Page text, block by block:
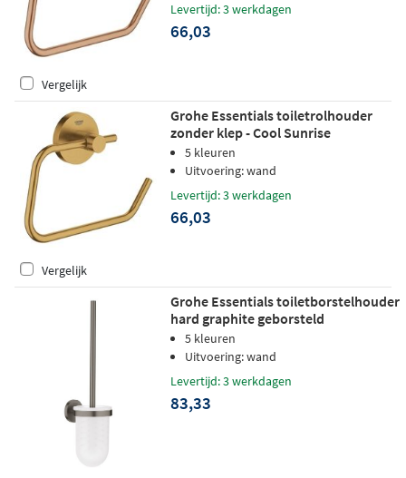
Levertijd: 3 werkdagen
66,03
Vergelijk
Grohe Essentials toiletrolhouder
zonder klep - Cool Sunrise
geborsteld
5 kleuren
Uitvoering: wand
Levertijd: 3 werkdagen
66,03
Vergelijk
Grohe Essentials toiletborstelhouder
hard graphite geborsteld
5 kleuren
Uitvoering: wand
Levertijd: 3 werkdagen
83,33